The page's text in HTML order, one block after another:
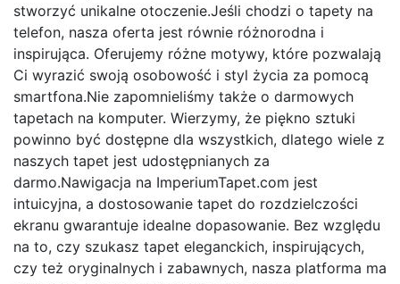
stworzyć unikalne otoczenie.Jeśli chodzi o tapety na
telefon, nasza oferta jest równie różnorodna i
inspirująca. Oferujemy różne motywy, które pozwalają
Ci wyrazić swoją osobowość i styl życia za pomocą
smartfona.Nie zapomnieliśmy także o darmowych
tapetach na komputer. Wierzymy, że piękno sztuki
powinno być dostępne dla wszystkich, dlatego wiele z
naszych tapet jest udostępnianych za
darmo.Nawigacja na ImperiumTapet.com jest
intuicyjna, a dostosowanie tapet do rozdzielczości
ekranu gwarantuje idealne dopasowanie. Bez względu
na to, czy szukasz tapet eleganckich, inspirujących,
czy też oryginalnych i zabawnych, nasza platforma ma